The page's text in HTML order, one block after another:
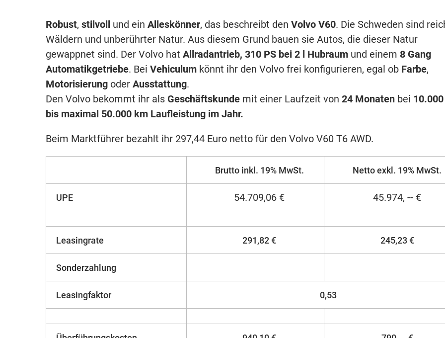
Robust, stilvoll und ein Alleskönner, das beschreibt den Volvo V60. Die Schweden sind
Wäldern und unberührter Natur. Aus diesem Grund bauen sie Autos, die dieser Natur
gewappnet sind. Der Volvo hat Allradantrieb, 310 PS bei 2 l Hubraum und einem 8 Gang
Automatikgetriebe. Bei Vehiculum könnt ihr den Volvo frei konfigurieren, egal ob Farbe,
Motorisierung oder Ausstattung.
Den Volvo bekommt ihr als Geschäftskunde mit einer Laufzeit von 24 Monaten bei
bis maximal 50.000 km Laufleistung im Jahr.
Beim Marktführer bezahlt ihr 297,44 Euro netto für den Volvo V60 T6 AWD.
Brutto inkl. 19% MwSt. Netto exkl. 19% MwSt.
UPE 54.709,06 € 45.974, -- €
Leasingrate 291,82 € 245,23 €
Sonderzahlung
Leasingfaktor 0,53